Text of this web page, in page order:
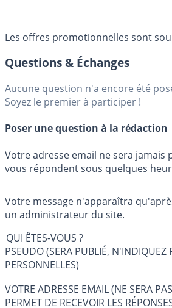
Les offres promotionnelles sont
Questions & Échanges
Aucune question n'a encore été
Soyez le premier à participer !
Poser une question à la rédaction
Votre adresse email ne sera jamais
vous répondent sous quelques
Votre message n'apparaîtra
un administrateur du site.
QUI ÊTES-VOUS ?
PSEUDO (SERA PUBLIÉ, N'INDIQUEZ
PERSONNELLES)
VOTRE ADRESSE EMAIL (NE SERA
PERMET DE RECEVOIR LES